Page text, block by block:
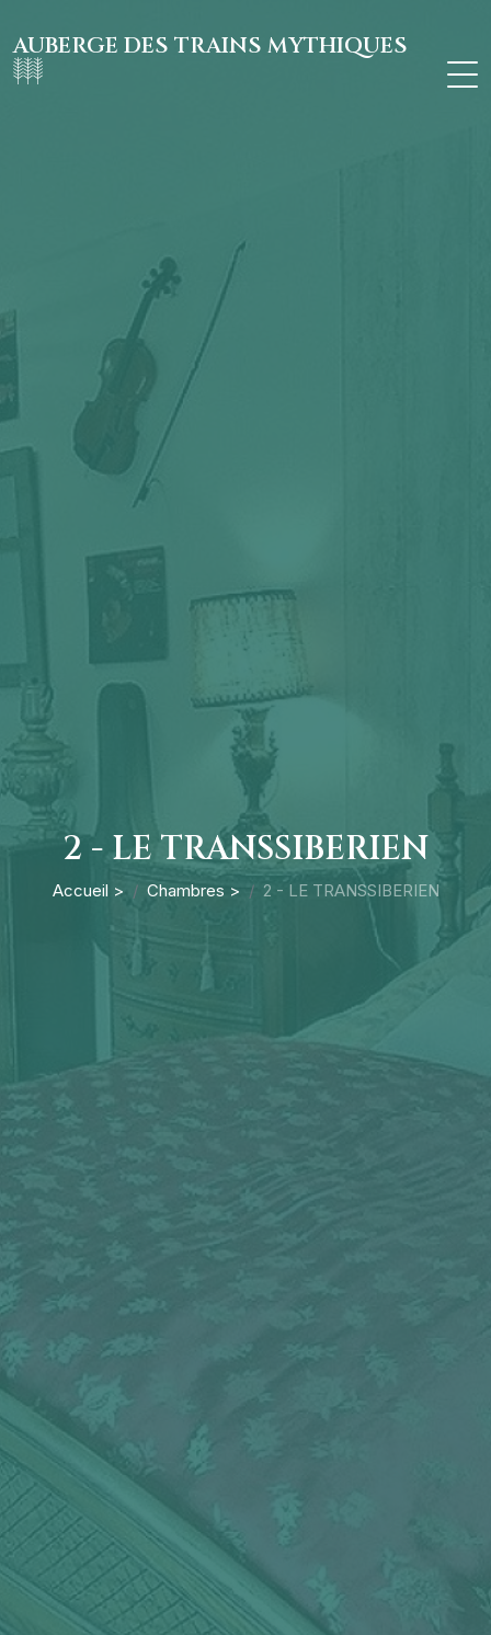
AUBERGE DES TRAINS MYTHIQUES
2 - LE TRANSSIBERIEN
Accueil > Chambres > 2 - LE TRANSSIBERIEN